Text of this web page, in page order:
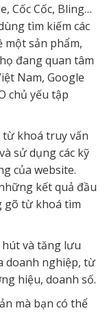
Cốc Cốc, Bling…
tìm kiếm các
một sản phẩm,
đang quan tâm
Nam, Google
chủ yếu tập
từ khoá truy vấn
sử dụng các kỹ
của website.
kết quả đầu
gõ từ khoá tìm
hút và tăng lưu
doanh nghiệp, từ
hiệu, doanh số.
mà bạn có thể